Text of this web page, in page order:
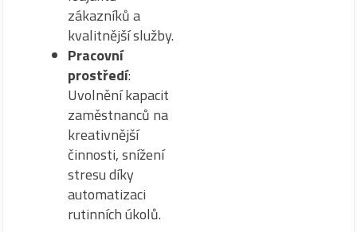
zákazníků a
kvalitnější služby.
Pracovní
prostředí:
Uvolnění kapacit
zaměstnanců na
kreativnější
činnosti, snížení
stresu díky
automatizaci
rutinních úkolů.